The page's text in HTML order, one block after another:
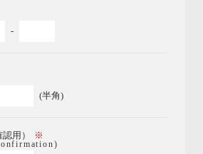
-
(半角)
用）